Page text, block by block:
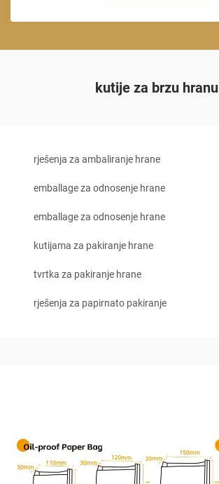
kutije za brzu hranu
rješenja za ambaliranje hrane
emballage za odnosenje hrane
emballage za odnosenje hrane
kutijama za pakiranje hrane
tvrtka za pakiranje hrane
rješenja za papirnato pakiranje